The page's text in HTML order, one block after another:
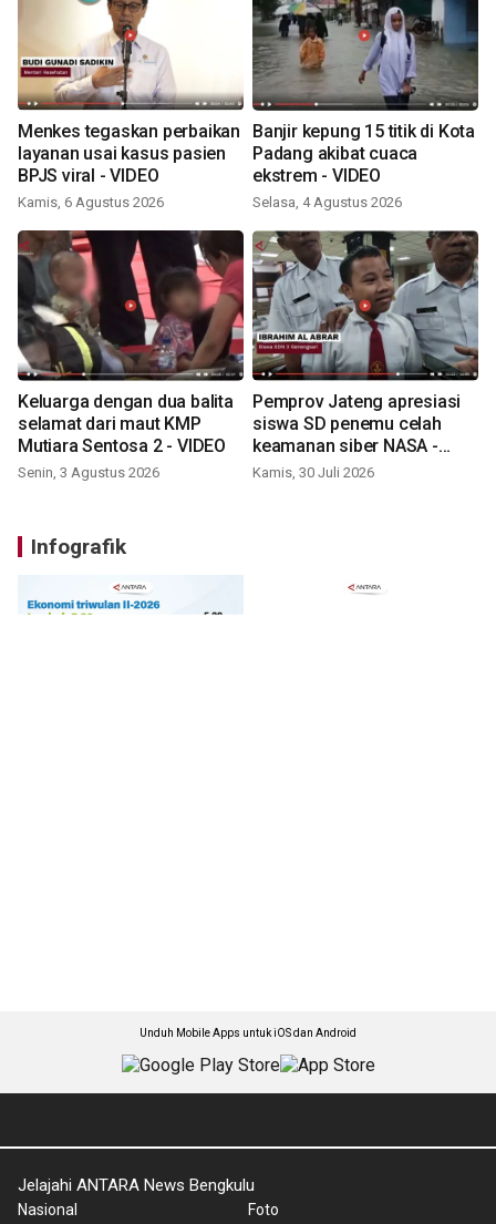
Menkes tegaskan perbaikan
layanan usai kasus pasien
BPJS viral - VIDEO
Kamis, 6 Agustus 2026
Banjir kepung 15 titik di Kota
Padang akibat cuaca
ekstrem - VIDEO
Selasa, 4 Agustus 2026
Keluarga dengan dua balita
selamat dari maut KMP
Mutiara Sentosa 2 - VIDEO
Senin, 3 Agustus 2026
Pemprov Jateng apresiasi
siswa SD penemu celah
keamanan siber NASA -
VIDEO
Kamis, 30 Juli 2026
Infografik
Unduh Mobile Apps untuk iOS dan Android
Jelajahi ANTARA News Bengkulu
Nasional Foto